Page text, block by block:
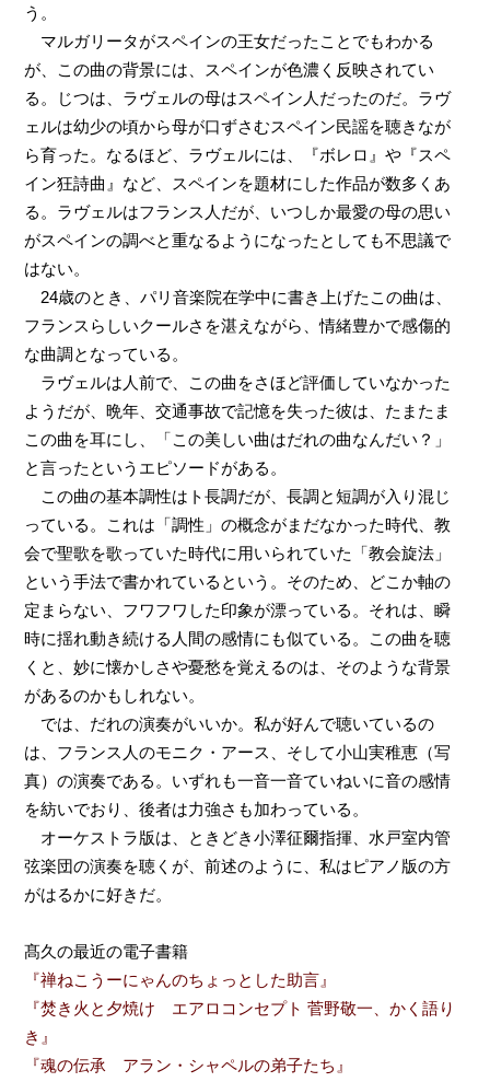
う。
マルガリータがスペインの王女だったことでもわかる
が、この曲の背景には、スペインが色濃く反映されてい
る。じつは、ラヴェルの母はスペイン人だったのだ。ラヴ
ェルは幼少の頃から母が口ずさむスペイン民謡を聴きなが
ら育った。なるほど、ラヴェルには、『ボレロ』や『スペ
イン狂詩曲』など、スペインを題材にした作品が数多くあ
る。ラヴェルはフランス人だが、いつしか最愛の母の思い
がスペインの調べと重なるようになったとしても不思議で
はない。
24歳のとき、パリ音楽院在学中に書き上げたこの曲は、
フランスらしいクールさを湛えながら、情緒豊かで感傷的
な曲調となっている。
ラヴェルは人前で、この曲をさほど評価していなかった
ようだが、晩年、交通事故で記憶を失った彼は、たまたま
この曲を耳にし、「この美しい曲はだれの曲なんだい？」
と言ったというエピソードがある。
この曲の基本調性はト長調だが、長調と短調が入り混じ
っている。これは「調性」の概念がまだなかった時代、教
会で聖歌を歌っていた時代に用いられていた「教会旋法」
という手法で書かれているという。そのため、どこか軸の
定まらない、フワフワした印象が漂っている。それは、瞬
時に揺れ動き続ける人間の感情にも似ている。この曲を聴
くと、妙に懐かしさや憂愁を覚えるのは、そのような背景
があるのかもしれない。
では、だれの演奏がいいか。私が好んで聴いているの
は、フランス人のモニク・アース、そして小山実稚恵（写
真）の演奏である。いずれも一音一音ていねいに音の感情
を紡いでおり、後者は力強さも加わっている。
オーケストラ版は、ときどき小澤征爾指揮、水戸室内管
弦楽団の演奏を聴くが、前述のように、私はピアノ版の方
がはるかに好きだ。
髙久の最近の電子書籍
『禅ねこうーにゃんのちょっとした助言』
『焚き火と夕焼け エアロコンセプト 菅野敬一、かく語り
き』
『魂の伝承 アラン・シャペルの弟子たち』